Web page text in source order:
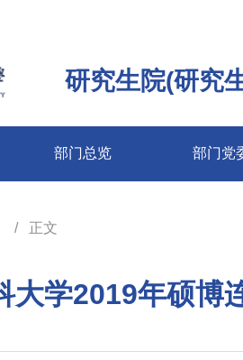
研究生院(研究
部门总览 部门党
正文
大学2019年硕博